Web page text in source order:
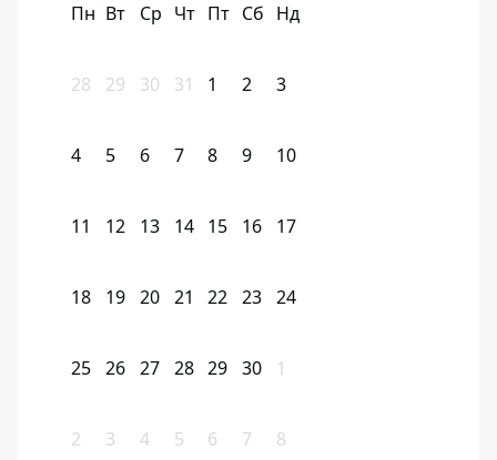
Пн Вт Ср Чт Пт Сб Нд
28 29 30 31 1 2 3
4 5 6 7 8 9 10
11 12 13 14 15 16 17
18 19 20 21 22 23 24
25 26 27 28 29 30 1
2 3 4 5 6 7 8